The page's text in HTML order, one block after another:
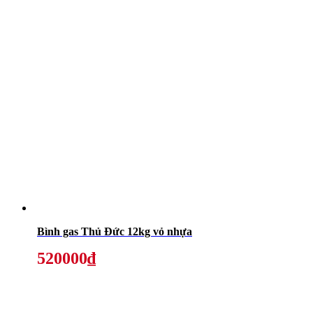
Bình gas Thủ Đức 12kg vỏ nhựa
520000₫